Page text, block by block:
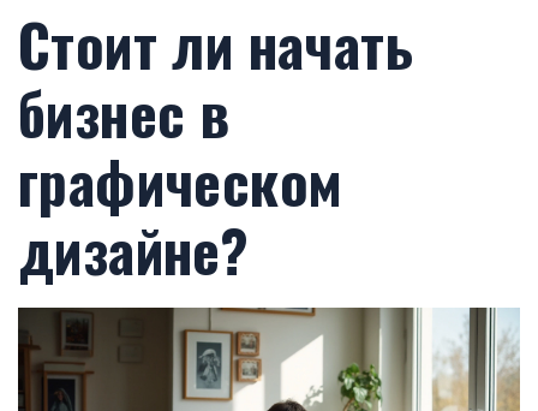
Стоит ли начать
бизнес в
графическом
дизайне?